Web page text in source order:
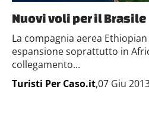
Nuovi voli per il Brasile
La compagnia aerea
espansione soprattutto in
collegamento...
Turisti Per Caso.it,07 Giu